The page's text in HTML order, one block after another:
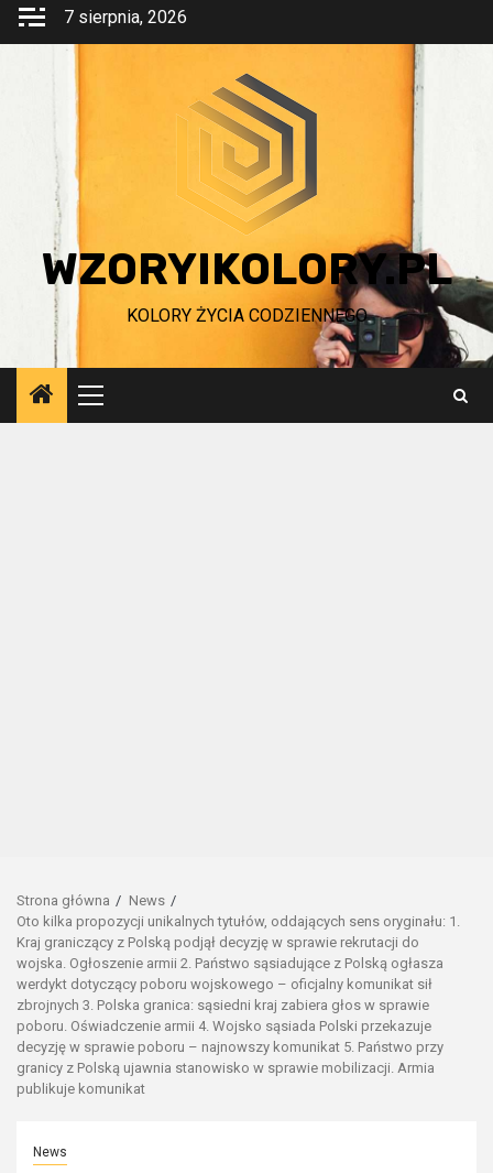
Przejdź
7 sierpnia, 2026
WZORYIKOLORY.PL
KOLORY ŻYCIA CODZIENNEGO
Menu
główne
Strona główna
News
Oto kilka propozycji unikalnych tytułów, oddających sens oryginału: 1.
Kraj graniczący z Polską podjął decyzję w sprawie rekrutacji do
wojska. Ogłoszenie armii 2. Państwo sąsiadujące z Polską ogłasza
werdykt dotyczący poboru wojskowego – oficjalny komunikat sił
zbrojnych 3. Polska granica: sąsiedni kraj zabiera głos w sprawie
poboru. Oświadczenie armii 4. Wojsko sąsiada Polski przekazuje
decyzję w sprawie poboru – najnowszy komunikat 5. Państwo przy
granicy z Polską ujawnia stanowisko w sprawie mobilizacji. Armia
publikuje komunikat
News